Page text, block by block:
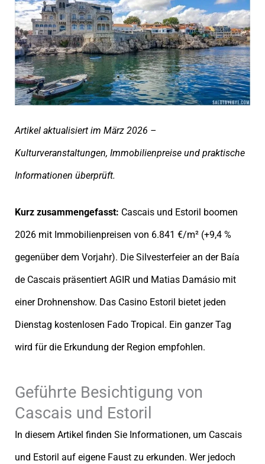
Artikel aktualisiert im März 2026 –
Kulturveranstaltungen, Immobilienpreise und praktische
Informationen überprüft.
Kurz zusammengefasst: Cascais und Estoril boomen
2026 mit Immobilienpreisen von 6.841 €/m² (+9,4 %
gegenüber dem Vorjahr). Die Silvesterfeier an der Baía
de Cascais präsentiert AGIR und Matias Damásio mit
einer Drohnenshow. Das Casino Estoril bietet jeden
Dienstag kostenlosen Fado Tropical. Ein ganzer Tag
wird für die Erkundung der Region empfohlen.
Geführte Besichtigung von
Cascais und Estoril
In diesem Artikel finden Sie Informationen, um Cascais
und Estoril auf eigene Faust zu erkunden. Wer jedoch